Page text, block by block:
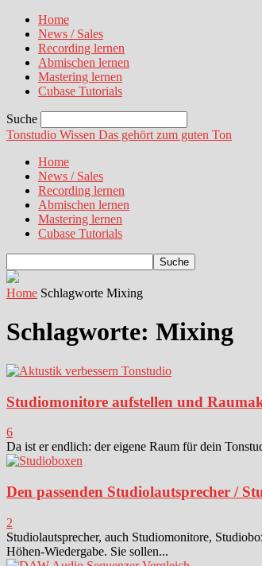
Home
News / Sales
Recording lernen
Abmischen lernen
Mastering lernen
Cubase Tutorials
Suche
Tonstudio Wissen Das gehört zum guten Ton
Home
News / Sales
Recording lernen
Abmischen lernen
Mastering lernen
Cubase Tutorials
Home Schlagworte Mixing
Schlagworte: Mixing
Studiomonitore aufstellen und
6
Da ist er endlich: der eigene Raum für dein
Den passenden Studiolautsprecher /
2
Studiolautsprecher, auch Studiomonitore,
Höhen-Wiedergabe. Sie sollen...